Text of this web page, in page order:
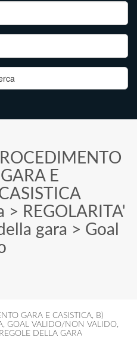
E
> REGOLARITA'
gara > Goal
GARA E CASISTICA, B)
, GOAL VALIDO/NON VALIDO,
REGOLE DELLA GARA